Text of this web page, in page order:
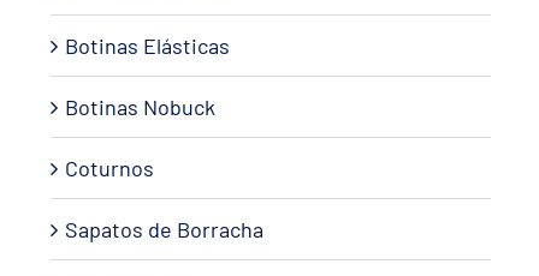
Botinas Elásticas
Botinas Nobuck
Coturnos
Sapatos de Borracha